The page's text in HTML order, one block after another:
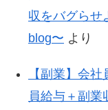
収をバグらせ
blog〜 より
【副業】会
員給与＋副業